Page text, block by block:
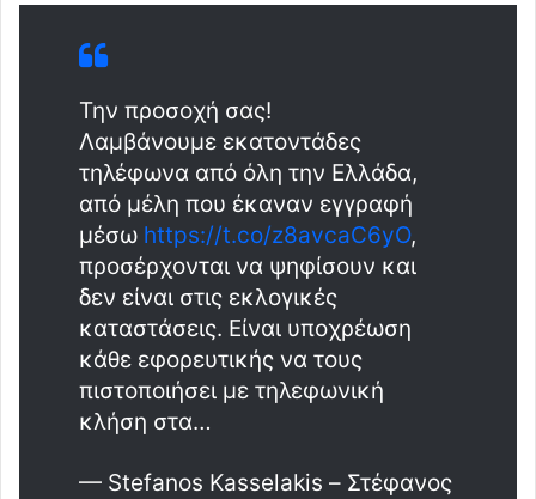
Την προσοχή σας!
Λαμβάνουμε εκατοντάδες
τηλέφωνα από όλη την Ελλάδα,
από μέλη που έκαναν εγγραφή
μέσω https://t.co/z8avcaC6yO,
προσέρχονται να ψηφίσουν και
δεν είναι στις εκλογικές
καταστάσεις. Είναι υποχρέωση
κάθε εφορευτικής να τους
πιστοποιήσει με τηλεφωνική
κλήση στα…
— Stefanos Kasselakis – Στέφανος